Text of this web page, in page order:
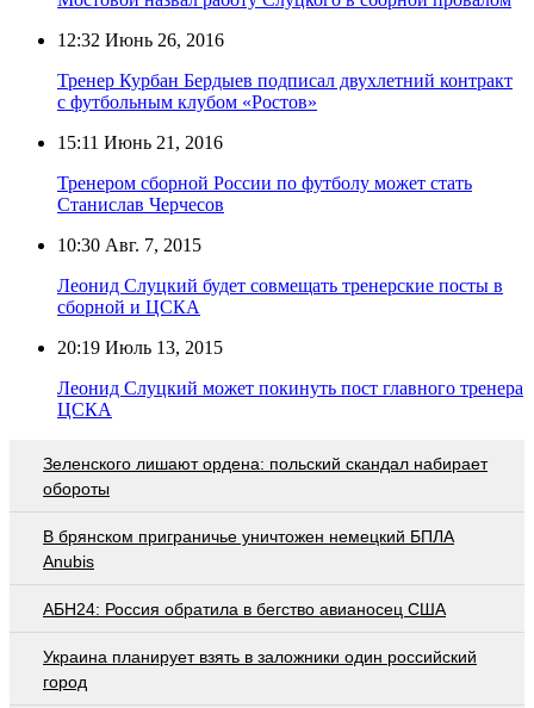
12:32 Июнь 26, 2016
Тренер Курбан Бердыев подписал двухлетний контракт
с футбольным клубом «Ростов»
15:11 Июнь 21, 2016
Тренером сборной России по футболу может стать
Станислав Черчесов
10:30 Авг. 7, 2015
Леонид Слуцкий будет совмещать тренерские посты в
сборной и ЦСКА
20:19 Июль 13, 2015
Леонид Слуцкий может покинуть пост главного тренера
ЦСКА
Зеленского лишают ордена: польский скандал набирает
обороты
В брянском приграничье уничтожен немецкий БПЛА
Anubis
АБН24: Россия обратила в бегство авианосец США
Украина планирует взять в заложники один российский
город